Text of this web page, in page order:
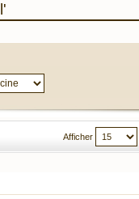
Afficher